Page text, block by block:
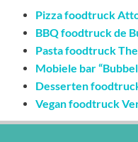
Pizza foodtruck
BBQ foodtruck de
Pasta foodtruck
Mobiele bar
Desserten
Vegan foodtruck